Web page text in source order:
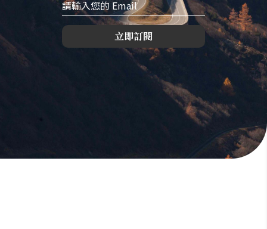
立即訂閱